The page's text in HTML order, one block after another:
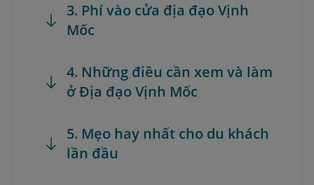
3. Phí vào cửa địa đạo Vịnh
Mốc
4. Những điều cần xem và làm
ở Địa đạo Vịnh Mốc
5. Mẹo hay nhất cho du khách
lần đầu